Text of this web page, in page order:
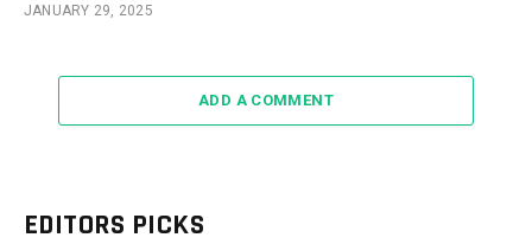
JANUARY 29, 2025
ADD A COMMENT
EDITORS PICKS